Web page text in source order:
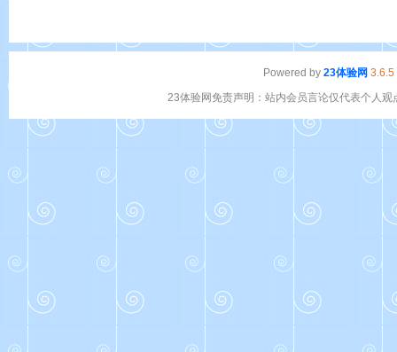
Powered by 23体验网 3.6.5
23体验网免责声明：站内会员言论仅代表个人